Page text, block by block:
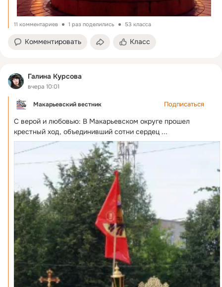
11 комментариев 1 раз поделились 53 класса
Комментировать Класс
Галина Курсова
вчера 10:01
Макарьевский вестник Подписаться
С верой и любовью: В Макарьевском округе прошел
крестный ход, объединивший сотни сердец ...